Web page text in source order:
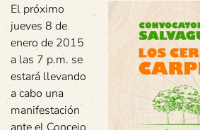
El próximo
jueves 8 de
enero de 2015
a las 7 p.m. se
estará llevando
a cabo una
manifestación